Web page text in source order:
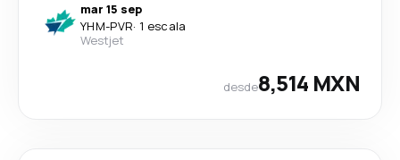
mar 15 sep
YHM-PVR· 1 escala
Westjet
desde8,514 MXN